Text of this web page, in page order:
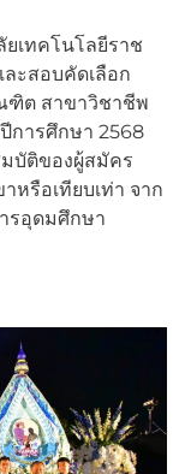
เทคโนโลยีราช
ะสอบคัดเลือก
ฑิต สาขาวิชาชีพ
การศึกษา 2568
บัติของผู้สมัคร
หรือเทียบเท่า จาก
รอุดมศึกษา